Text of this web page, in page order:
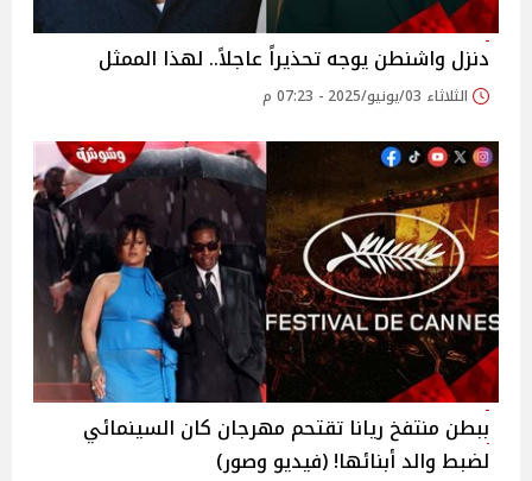
دنزل واشنطن يوجه تحذيراً عاجلاً.. لهذا الممثل
الثلاثاء 03/يونيو/2025 - 07:23 م
ببطن منتفخ ريانا تقتحم مهرجان كان السينمائي
لضبط والد أبنائها! (فيديو وصور)